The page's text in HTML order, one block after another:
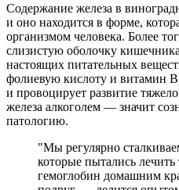
Содержание железа в
и оно находится в форме,
организмом человека. Более
слизистую оболочку
настоящих питательных
фолиевую кислоту и витамин
и провоцирует развитие
железа алкоголем — значит
патологию.
"Мы регулярно
которые пытались
гемоглобин домашним